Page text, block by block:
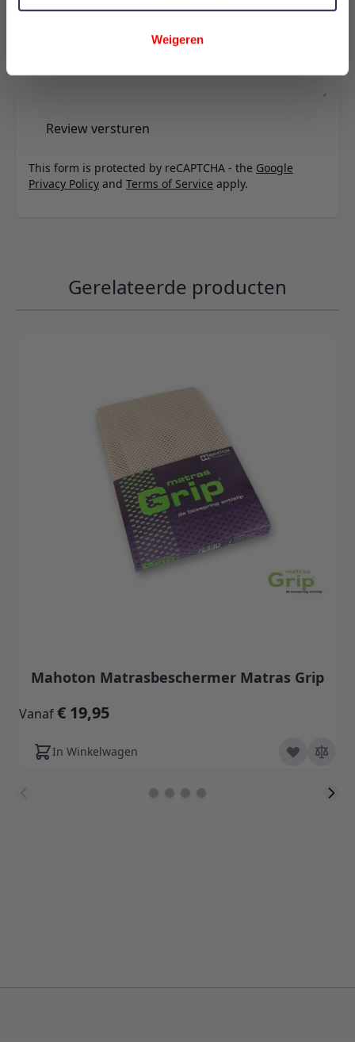
Weigeren
Review versturen
This form is protected by reCAPTCHA - the Google
Privacy Policy and Terms of Service apply.
Gerelateerde producten
Mahoton Matrasbeschermer Matras Grip
Vanaf€ 19,95
In Winkelwagen